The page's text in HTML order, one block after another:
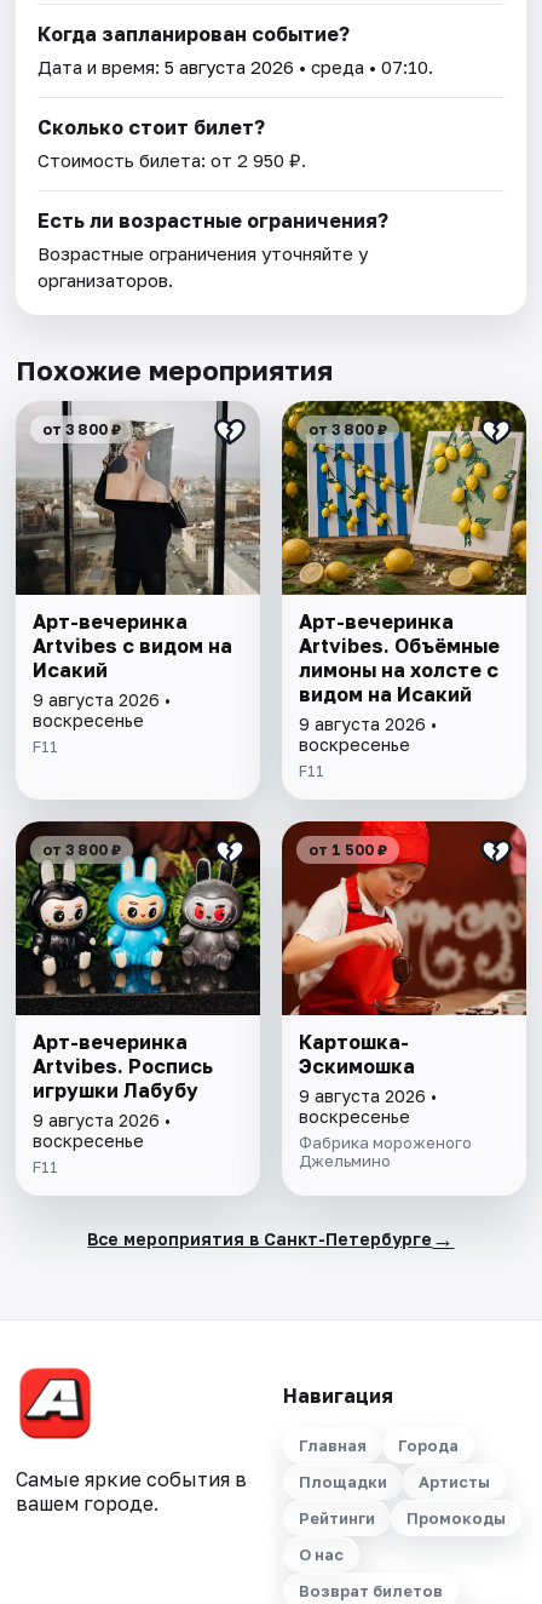
Когда запланирован событие?
Дата и время:5 августа 2026 • среда • 07:10.
Сколько стоит билет?
Стоимость билета: от 2 950 ₽.
Есть ли возрастные ограничения?
Возрастные ограничения уточняйте у
организаторов.
Похожие мероприятия
от 3 800 ₽
Арт-вечеринка
Artvibes с видом на
Исакий
9 августа 2026 •
воскресенье
F11
от 3 800 ₽
Арт-вечеринка
Artvibes. Объёмные
лимоны на холсте с
видом на Исакий
9 августа 2026 •
воскресенье
F11
от 3 800 ₽
Арт-вечеринка
Artvibes. Роспись
игрушки Лабубу
9 августа 2026 •
воскресенье
F11
от 1 500 ₽
Картошка-
Эскимошка
9 августа 2026 •
воскресенье
Фабрика мороженого
Джельмино
Все мероприятия в Санкт-Петербурге →
Самые яркие события в
вашем городе.
Навигация
Главная
Города
Площадки
Артисты
Рейтинги
Промокоды
О нас
Возврат билетов